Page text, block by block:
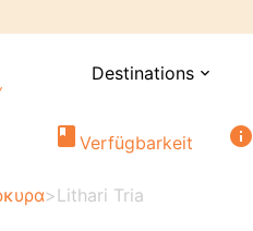
Destinations expand_more
book Verfügbarkeit info
>Lithari Tria